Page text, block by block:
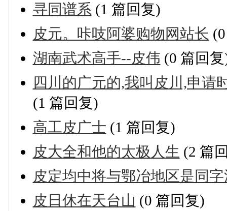
寻同谱系 (1 篇回复)
皮元。咔吱阿婆购物网站长
湖南武术高手--皮伟 (0 篇回
四川的广元的,我叫皮川,申请
(1 篇回复)
高工皮广士 (1 篇回复)
皮大全和他的太极人生 (2 篇
皮定均中将与鄂冶地区是同字
皮日休在天台山 (0 篇回复)